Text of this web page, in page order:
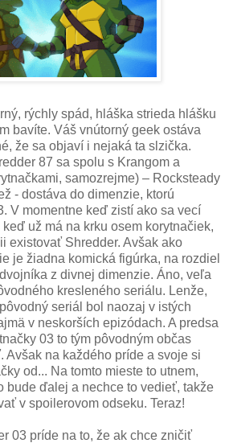
rýchly spád, hláška strieda hlášku
bavíte. Váš vnútorný geek ostáva
že sa objaví i nejaká ta slzička.
87 sa spolu s Krangom a
samozrejme) – Rocksteady
- dostáva do dimenzie, ktorú
V momentne keď zistí ako sa vecí
už má na krku osem korytnačiek,
existovať Shredder. Avšak ako
je žiadna komická figúrka, na rozdiel
z divnej dimenzie. Áno, veľa
kresleného seriálu. Lenže,
seriál bol naozaj v istých
v neskorších epizódach. A predsa
03 to tým pôvodným občas
Avšak na každého príde a svoje si
od... Na tomto mieste to utnem,
bude ďalej a nechce to vedieť, takže
v spoilerovom odseku. Teraz!
03 príde na to, že ak chce zničiť